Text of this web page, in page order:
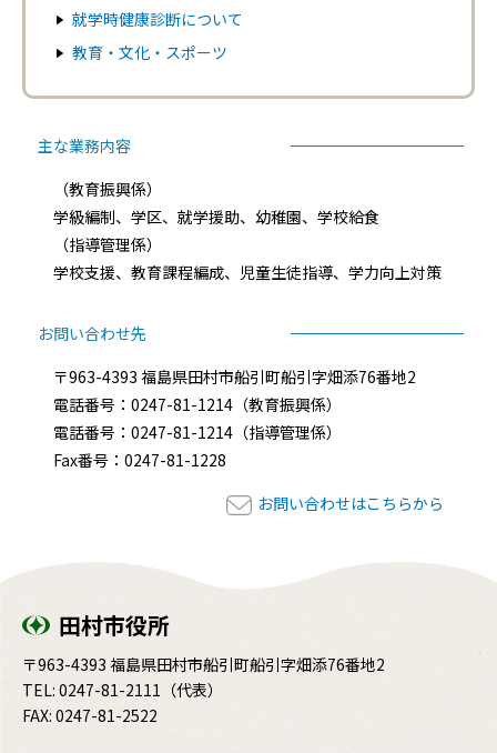
就学時健康診断について
教育・文化・スポーツ
主な業務内容
（教育振興係）
学級編制、学区、就学援助、幼稚園、学校給食
（指導管理係）
学校支援、教育課程編成、児童生徒指導、学力向上対策
お問い合わせ先
〒963-4393 福島県田村市船引町船引字畑添76番地2
電話番号：0247-81-1214（教育振興係）
電話番号：0247-81-1214（指導管理係）
Fax番号：0247-81-1228
お問い合わせはこちらから
田村市役所
〒963-4393 福島県田村市船引町船引字畑添76番地2
TEL: 0247-81-2111 （代表）
FAX: 0247-81-2522